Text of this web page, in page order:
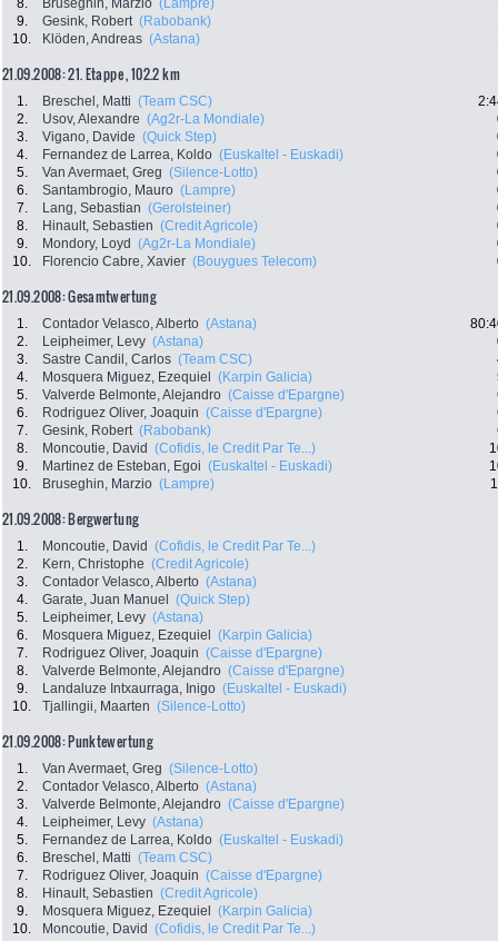
8.
Bruseghin, Marzio (Lampre)
9.
Gesink, Robert (Rabobank)
10.
Klöden, Andreas (Astana)
21.09.2008: 21. Etappe , 102.2 km
1. Breschel, Matti (Team CSC)
2.
Usov, Alexandre (Ag2r-La Mondiale)
3.
Vigano, Davide (Quick Step)
4.
Fernandez de Larrea, Koldo (Euskaltel - Euskadi)
5.
Van Avermaet, Greg (Silence-Lotto)
6.
Santambrogio, Mauro (Lampre)
7.
Lang, Sebastian (Gerolsteiner)
8.
Hinault, Sebastien (Credit Agricole)
9.
Mondory, Loyd (Ag2r-La Mondiale)
10.
Florencio Cabre, Xavier (Bouygues Telecom)
21.09.2008: Gesamtwertung
1. Contador Velasco, Alberto (Astana)
2.
Leipheimer, Levy (Astana)
3.
Sastre Candil, Carlos (Team CSC)
4.
Mosquera Miguez, Ezequiel (Karpin Galicia)
5.
Valverde Belmonte, Alejandro (Caisse d'Epargne)
6.
Rodriguez Oliver, Joaquin (Caisse d'Epargne)
7.
Gesink, Robert (Rabobank)
8.
Moncoutie, David (Cofidis, le Credit Par Te...)
9.
Martinez de Esteban, Egoi (Euskaltel - Euskadi)
10.
Bruseghin, Marzio (Lampre)
21.09.2008: Bergwertung
1. Moncoutie, David (Cofidis, le Credit Par Te...)
2.
Kern, Christophe (Credit Agricole)
3.
Contador Velasco, Alberto (Astana)
4.
Garate, Juan Manuel
(Quick Step)
5.
Leipheimer, Levy (Astana)
6.
Mosquera Miguez, Ezequiel
(Karpin Galicia)
7.
Rodriguez Oliver, Joaquin (Caisse d'Epargne)
8.
Valverde Belmonte, Alejandro (Caisse d'Epargne)
9.
Landaluze Intxaurraga, Inigo (Euskaltel - Euskadi)
10.
Tjallingii, Maarten (Silence-Lotto)
21.09.2008: Punktewertung
1. Van Avermaet, Greg (Silence-Lotto)
2.
Contador Velasco, Alberto (Astana)
3.
Valverde Belmonte, Alejandro (Caisse d'Epargne)
4.
Leipheimer, Levy (Astana)
5.
Fernandez de Larrea, Koldo (Euskaltel - Euskadi)
6.
Breschel, Matti (Team CSC)
7.
Rodriguez Oliver, Joaquin (Caisse d'Epargne)
8.
Hinault, Sebastien (Credit Agricole)
9.
Mosquera Miguez, Ezequiel
(Karpin Galicia)
10.
Moncoutie, David (Cofidis, le Credit Par Te...)